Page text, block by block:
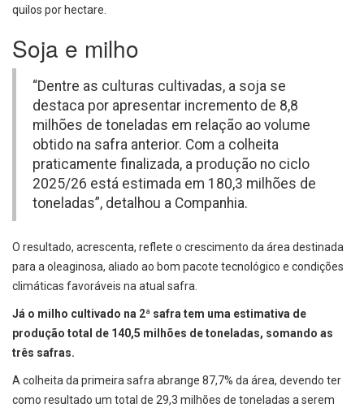
quilos por hectare.
Soja e milho
“Dentre as culturas cultivadas, a soja se
destaca por apresentar incremento de 8,8
milhões de toneladas em relação ao volume
obtido na safra anterior. Com a colheita
praticamente finalizada, a produção no ciclo
2025/26 está estimada em 180,3 milhões de
toneladas”, detalhou a Companhia.
O resultado, acrescenta, reflete o crescimento da área destinada
para a oleaginosa, aliado ao bom pacote tecnológico e condições
climáticas favoráveis na atual safra.
Já o milho cultivado na 2ª safra tem uma estimativa de
produção total de 140,5 milhões de toneladas, somando as
três safras.
A colheita da primeira safra abrange 87,7% da área, devendo ter
como resultado um total de 29,3 milhões de toneladas a serem